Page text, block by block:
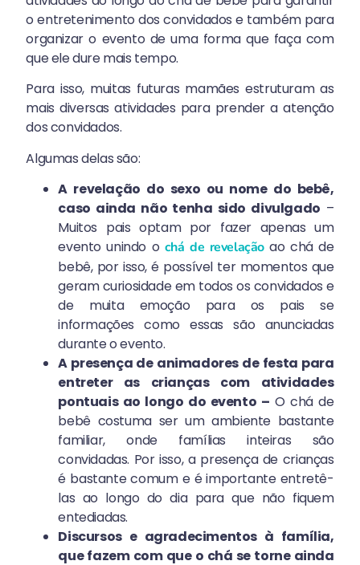
o entretenimento dos convidados e também para
organizar o evento de uma forma que faça com
que ele dure mais tempo.
Para isso, muitas futuras mamães estruturam as
mais diversas atividades para prender a atenção
dos convidados.
Algumas delas são:
A revelação do sexo ou nome do bebê,
caso ainda não tenha sido divulgado –
Muitos pais optam por fazer apenas um
evento unindo o chá de revelaçãoao chá de
bebê, por isso, é possível ter momentos que
geram curiosidade em todos os convidados e
de muita emoção para os pais se
informações como essas são anunciadas
durante o evento.
A presença de animadores de festa para
entreter as crianças com atividades
pontuais ao longo do evento – O chá de
bebê costuma ser um ambiente bastante
familiar, onde famílias inteiras são
convidadas. Por isso, a presença de crianças
é bastante comum e é importante entretê-
las ao longo do dia para que não fiquem
entediadas.
Discursos e agradecimentos à família,
que fazem com que o chá se torne ainda